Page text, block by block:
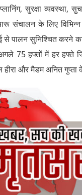
सुरक्षा व्यवस्था,
संचालन के लिए विभिन्न
से पालन सुनिश्चित करने
75 हफ्तों में हर हफ्ते
और मैडम अनित गुप्ता